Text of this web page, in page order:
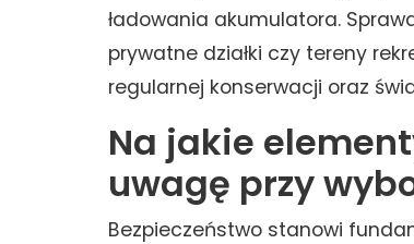
ładowania akumulatora.
prywatne działki czy tereny
regularnej konserwacji oraz
Na jakie
uwagę przy
Bezpieczeństwo stanowi